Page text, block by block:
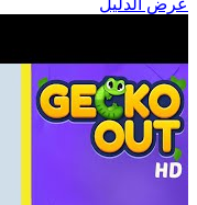
عرض الدليل